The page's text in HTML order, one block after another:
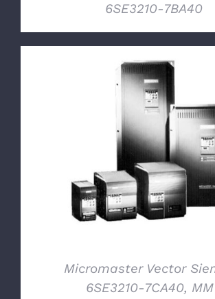
6SE3210-7BA40
DETTAGLI
Micromaster Vector
6SE3210-7CA40,